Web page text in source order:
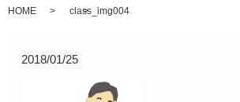
HOME class_img004
2018/01/25